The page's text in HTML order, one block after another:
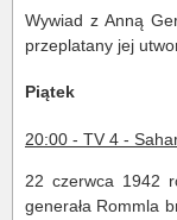
Wywiad z Anną
przeplatany jej
Piątek
20:00 - TV 4 -
22 czerwca 1942
generała Rommla